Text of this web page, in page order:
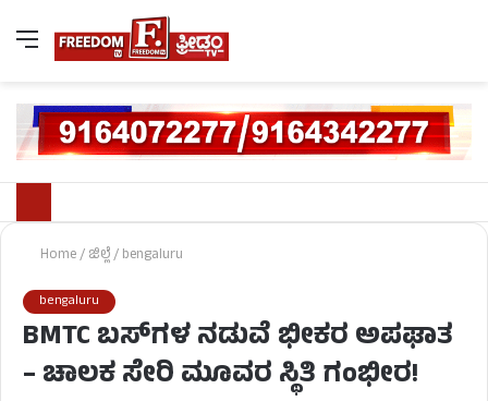
Home/ಜಿಲ್ಲೆ/bengaluru
bengaluru
BMTC ಬಸ್‌ಗಳ ನಡುವೆ ಭೀಕರ ಅಪಘಾತ
– ಚಾಲಕ ಸೇರಿ ಮೂವರ ಸ್ಥಿತಿ ಗಂಭೀರ!